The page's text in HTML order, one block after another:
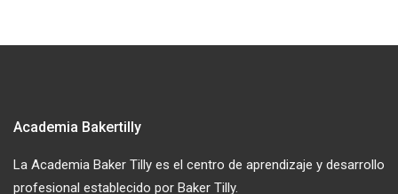
Academia Bakertilly
La Academia Baker Tilly es el centro de aprendizaje y desarrollo
profesional establecido por Baker Tilly.